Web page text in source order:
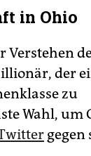
in Ohio
Verstehen
der
zu
Wahl, um
gegen